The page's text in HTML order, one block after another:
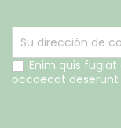
Enim quis
occaecat deserunt